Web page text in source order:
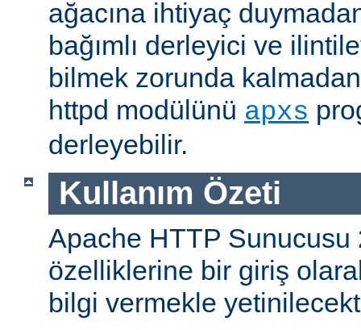
ağacına ihtiyaç
bağımlı derleyici ve
bilmek zorunda
httpd modülünü apxs
derleyebilir.
Kullanım Özeti
Apache HTTP Sunucusu
özelliklerine bir giriş
bilgi vermekle